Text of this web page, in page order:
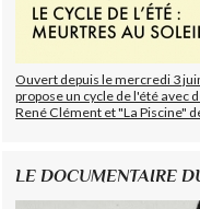
Ouvert depuis le mercredi 3
propose un cycle de l'été avec
René Clément et "La Piscine"
LE DOCUMENTAIRE